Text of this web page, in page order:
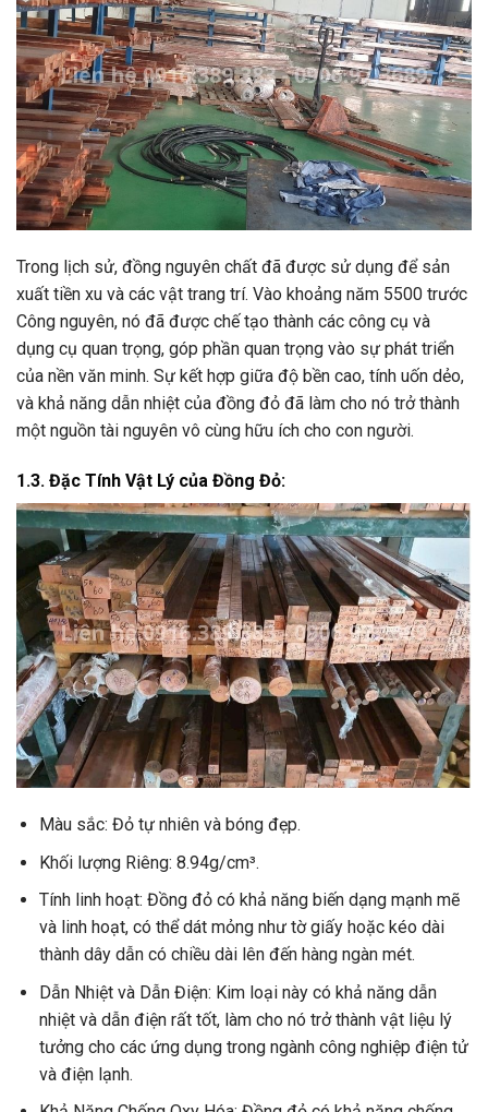
Trong lịch sử, đồng nguyên chất đã được sử dụng để sản
xuất tiền xu và các vật trang trí. Vào khoảng năm 5500 trước
Công nguyên, nó đã được chế tạo thành các công cụ và
dụng cụ quan trọng, góp phần quan trọng vào sự phát triển
của nền văn minh. Sự kết hợp giữa độ bền cao, tính uốn dẻo,
và khả năng dẫn nhiệt của đồng đỏ đã làm cho nó trở thành
một nguồn tài nguyên vô cùng hữu ích cho con người.
1.3. Đặc Tính Vật Lý của Đồng Đỏ:
Màu sắc: Đỏ tự nhiên và bóng đẹp.
Khối lượng Riêng: 8.94g/cm³.
Tính linh hoạt: Đồng đỏ có khả năng biến dạng mạnh mẽ
và linh hoạt, có thể dát mỏng như tờ giấy hoặc kéo dài
thành dây dẫn có chiều dài lên đến hàng ngàn mét.
Dẫn Nhiệt và Dẫn Điện: Kim loại này có khả năng dẫn
nhiệt và dẫn điện rất tốt, làm cho nó trở thành vật liệu lý
tưởng cho các ứng dụng trong ngành công nghiệp điện tử
và điện lạnh.